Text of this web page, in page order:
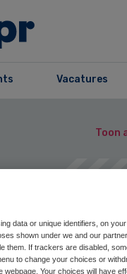
Vacatures
Toon
data or unique identifiers, on your
shown under we and our
them. If trackers are disabled,
to change your choices or
Your choices will have